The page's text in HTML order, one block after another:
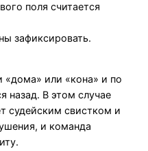
поля считается
зафиксировать.
«дома» или «кона» и по
назад. В этом случае
судейским свистком и
и команда